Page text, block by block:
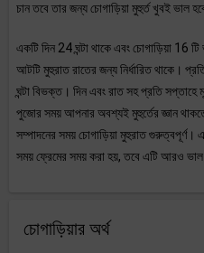
চান তবে তার জন্য চোগাড়িয়া মুহুর্ত খুবই ভাল
একটি দিন 24 ঘন্টা থাকে এবং চোগাড়িয়া 16
আটটি মুহুরাত রাতের জন্য নির্ধারিত থাকে।
ঘন্টা বিভক্ত। দিন এবং রাত সহ প্রতি সপ্তাহে
পুজোর সময় আপনার অবশ্যই মুহুর্তের জ্ঞান
সম্পাদনের সময় চোগাড়িয়া মুহুরাত
সময় ফ্রেমের সময় করা হয়, তবে এটি আরও
চোগাড়িয়ার অর্থ